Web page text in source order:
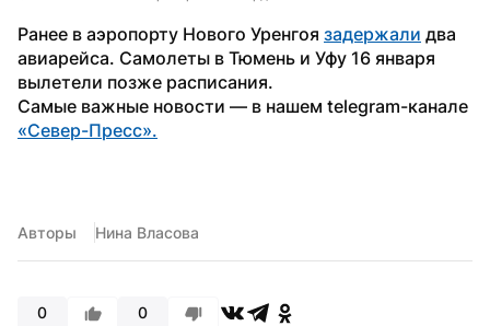
Ранее в аэропорту Нового Уренгоя задержали два
авиарейса. Самолеты в Тюмень и Уфу 16 января
вылетели позже расписания.
«Север-Пресс».
Авторы Нина Власова
0 0